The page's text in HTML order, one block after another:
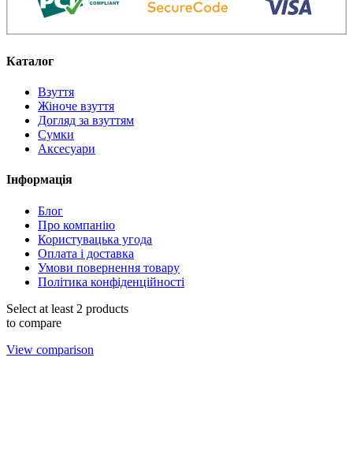
Каталог
Взуття
Жіноче взуття
Догляд за взуттям
Сумки
Аксесуари
Інформація
Блог
Про компанію
Користувацька угода
Оплата і доставка
Умови повернення товару
Політика конфіденційності
Select at least 2 products
to compare
View comparison